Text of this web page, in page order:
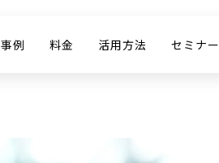
例 料金 活用方法 セミナー